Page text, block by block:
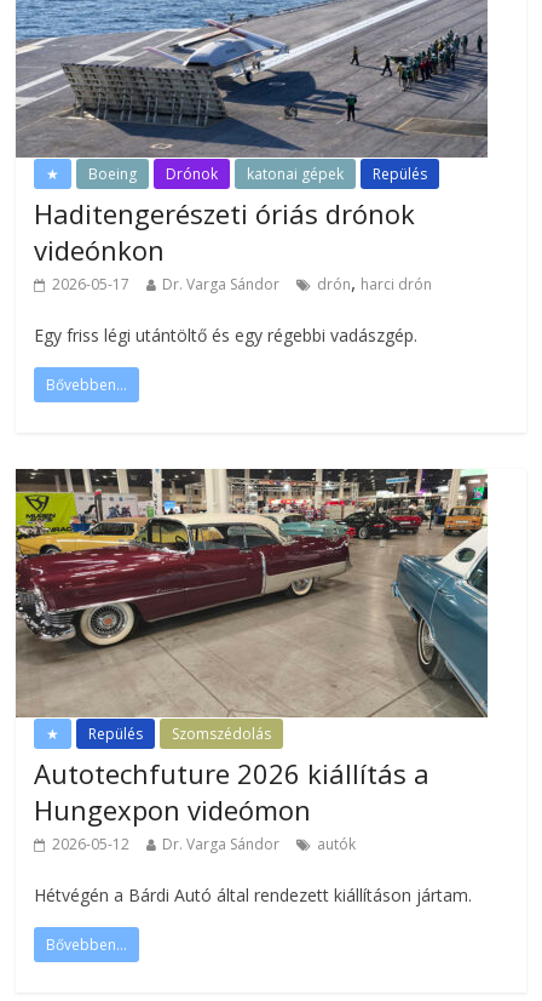
★ Boeing Drónok katonai gépek Repülés
Haditengerészeti óriás drónok
videónkon
2026-05-17 Dr. Varga Sándor drón, harci drón
Egy friss légi utántöltő és egy régebbi vadászgép.
Bővebben...
★ Repülés Szomszédolás
Autotechfuture 2026 kiállítás a
Hungexpon videómon
2026-05-12 Dr. Varga Sándor autók
Hétvégén a Bárdi Autó által rendezett kiállításon jártam.
Bővebben...